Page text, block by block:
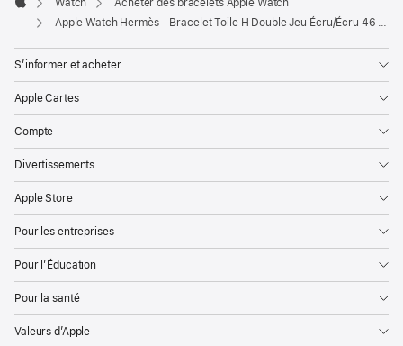
Apple
Watch
Acheter des bracelets Apple Watch
Apple Watch Hermès - Bracelet Toile H Double Jeu Écru/Écru 46 mm
S’informer et acheter
Apple Cartes
Compte
Divertissements
Apple Store
Pour les entreprises
Pour l’Éducation
Pour la santé
Valeurs d’Apple